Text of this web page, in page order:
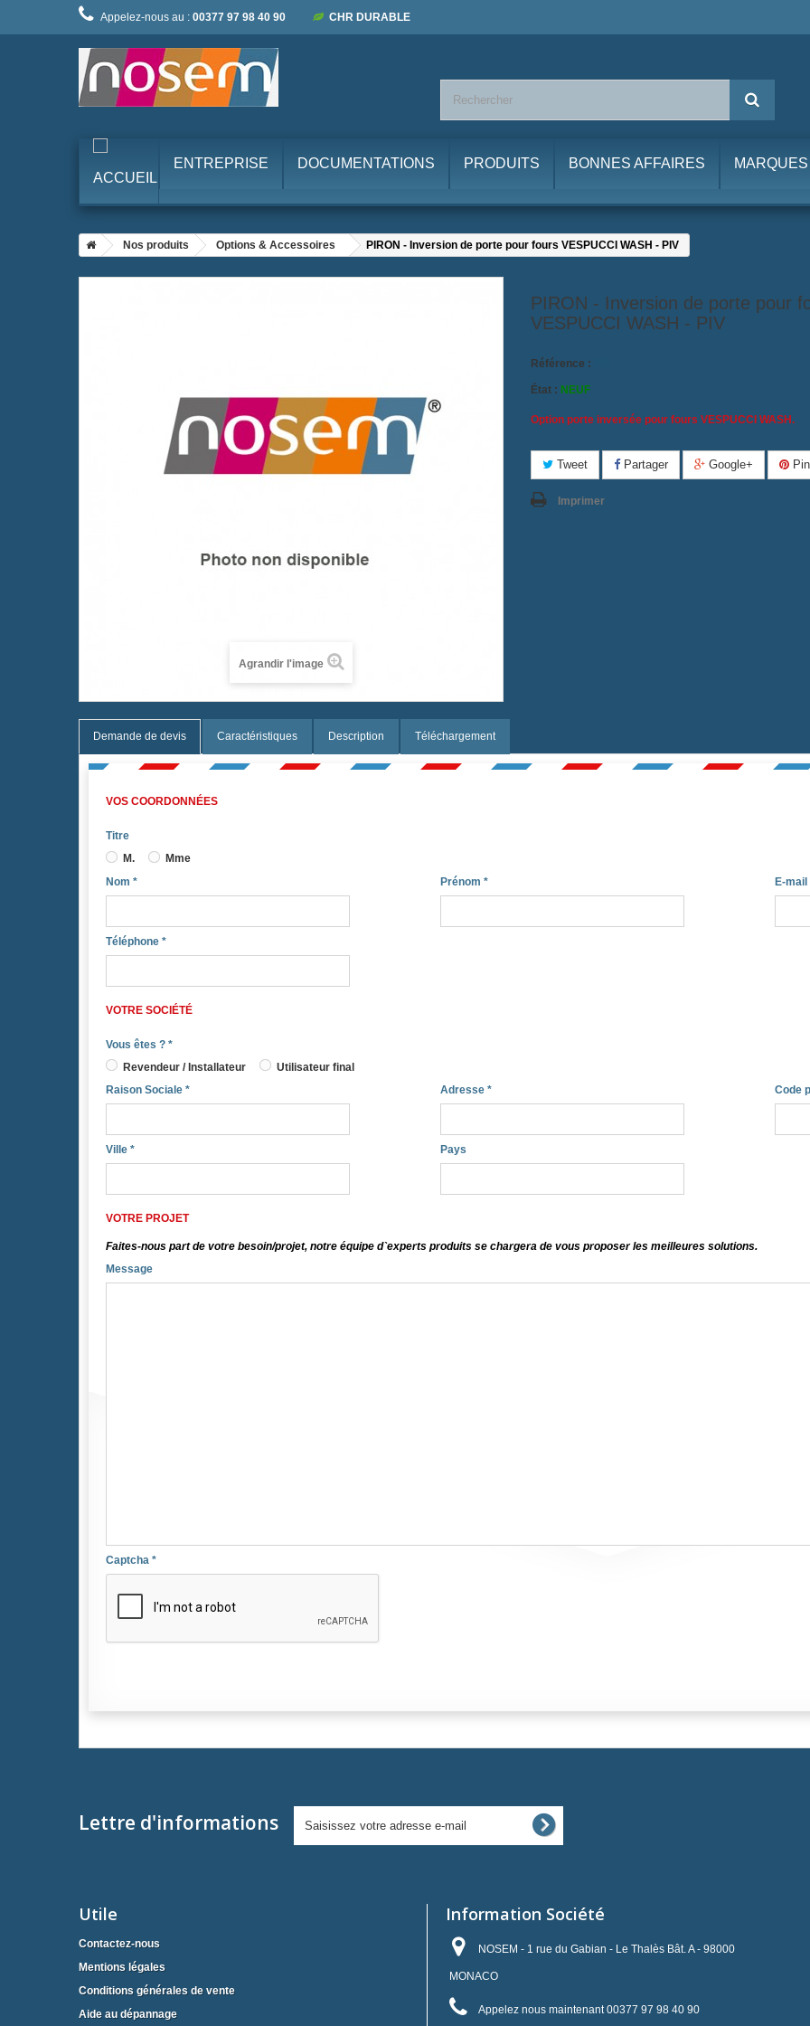
Appelez-nous au : 00377 97 98 40 90 CHR DURABLE
ENTREPRISE DOCUMENTATIONS PRODUITS BONNES AFFAIRES MARQUES
Nos produits Options & Accessoires PIRON - Inversion de porte pour fours VESPUCCI WASH - PIV
Agrandir l'image
PIRON - Inversion de porte pour
VESPUCCI WASH - PIV
Référence :
État : NEUF
Option porte inversée pour fours VESPUCCI WASH.
Tweet Partager Google+
Imprimer
Demande de devis Caractéristiques Description Téléchargement
VOS COORDONNÉES
Titre
M.
Mme
Nom * Prénom * E-mail
Téléphone *
VOTRE SOCIÉTÉ
Vous êtes ? *
Revendeur / Installateur
Utilisateur final
Raison Sociale * Adresse * Code
Ville * Pays
VOTRE PROJET
Faites-nous part de votre besoin/projet, notre équipe d`experts produits se chargera de vous proposer les meilleures solutions.
Message
Captcha *
Lettre d'informations
Utile
Contactez-nous
Mentions légales
Conditions générales de vente
Aide au dépannage
Information Société
NOSEM - 1 rue du Gabian - Le Thalès Bât. A - 98000
MONACO
Appelez nous maintenant00377 97 98 40 90